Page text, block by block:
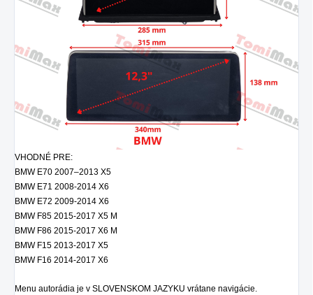
VHODNÉ PRE:
BMW E70 2007–2013 X5
BMW E71 2008-2014 X6
BMW E72 2009-2014 X6
BMW F85 2015-2017 X5 M
BMW F86 2015-2017 X6 M
BMW F15 2013-2017 X5
BMW F16 2014-2017 X6
Menu autorádia je v SLOVENSKOM JAZYKU vrátane navigácie.